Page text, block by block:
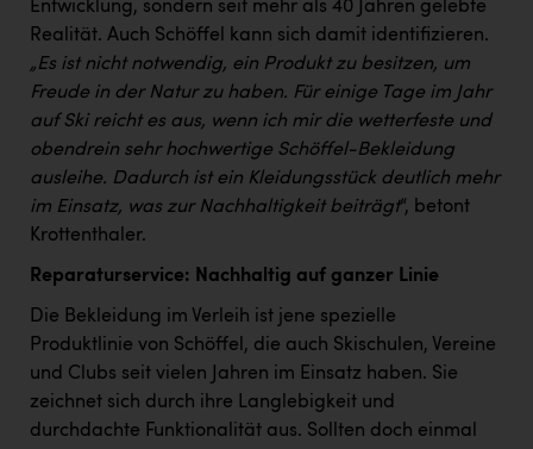
Entwicklung, sondern seit mehr als 40 Jahren gelebte
Realität. Auch Schöffel kann sich damit identifizieren.
„Es ist nicht notwendig, ein Produkt zu besitzen, um
Freude in der Natur zu haben. Für einige Tage im Jahr
auf Ski reicht es aus, wenn ich mir die wetterfeste und
obendrein sehr hochwertige Schöffel-Bekleidung
ausleihe. Dadurch ist ein Kleidungsstück deutlich mehr
im Einsatz, was zur Nachhaltigkeit beiträgt“, betont
Krottenthaler.
Reparaturservice: Nachhaltig auf ganzer Linie
Die Bekleidung im Verleih ist jene spezielle
Produktlinie von Schöffel, die auch Skischulen, Vereine
und Clubs seit vielen Jahren im Einsatz haben. Sie
zeichnet sich durch ihre Langlebigkeit und
durchdachte Funktionalität aus. Sollten doch einmal